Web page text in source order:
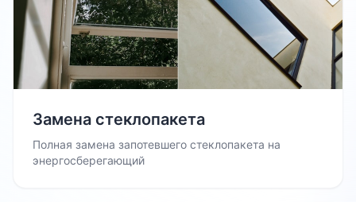
Замена стеклопакета
Полная замена запотевшего стеклопакета на
энергосберегающий